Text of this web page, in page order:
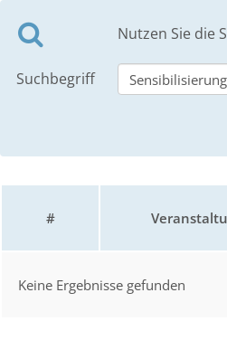
Nutzen Sie die
Suchbegriff
#
Keine Ergebnisse gefunden